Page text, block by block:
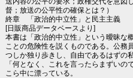
督；放送の公平性の確保とは？）
終章 「政治的中立性」と民主主義
[日販商品データベースより]
本書は「政治的中立性」という曖昧な
ことの危険性を説くものである。公務
つしか独り歩きし、自由であるはずの
「何となく、これを言ったらまずい
こら中に漂っている。